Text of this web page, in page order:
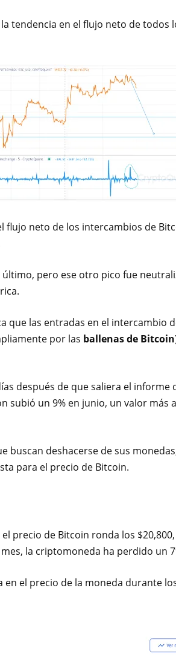
tendencia en el flujo neto de todos
flujo neto de los intercambios de
pero ese otro pico fue
que las entradas en el intercambio
por las ballenas de Bitcoin
después de que saliera el informe
subió un 9% en junio, un valor más
buscan deshacerse de sus
para el precio de Bitcoin.
precio de Bitcoin ronda los
la criptomoneda ha perdido un
en el precio de la moneda durante